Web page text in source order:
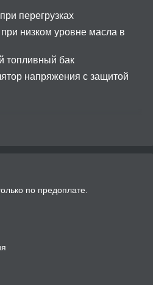
перегрузках
низком уровне масла в
топливный бак
напряжения с защитой
по предоплате.